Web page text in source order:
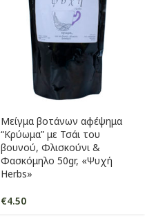
Μείγμα βοτάνων αφέψημα
“Κρύωμα” με Τσάι του
βουνού, Φλισκούνι &
Φασκόμηλο 50gr, «Ψυχή
Herbs»
€4.50